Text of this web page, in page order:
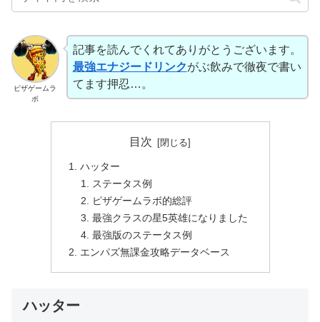
ピザゲームラ
ボ
記事を読んでくれてありがとうございます。
最強エナジードリンクがぶ飲みで徹夜で書い
てます押忍…。
目次
ハッター
ステータス例
ピザゲームラボ的総評
最強クラスの星5英雄になりました
最強版のステータス例
エンパズ無課金攻略データベース
ハッター